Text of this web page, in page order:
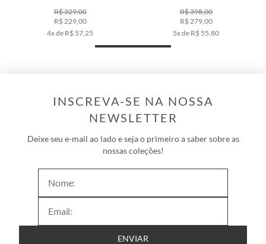
R$ 329,00
R$ 229,00
4x de R$ 57,25
R$ 398,00
R$ 279,00
5x de R$ 55,80
INSCREVA-SE NA NOSSA
NEWSLETTER
Deixe seu e-mail ao lado e seja o primeiro a saber sobre as
nossas coleções!
ENVIAR